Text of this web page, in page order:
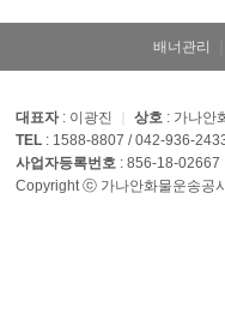
배너관리
대표자: 이광진 상호 : 가나안
TEL : 1588-8807 / 042-936-
사업자등록번호 : 856-18-02667
Copyright ⓒ 가나안화물운송공